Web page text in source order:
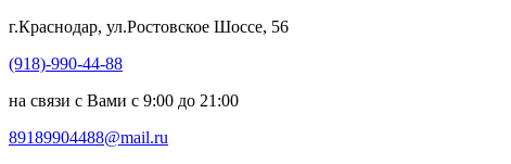
г.Краснодар, ул.Ростовское Шоссе, 56
(918)-990-44-88
на связи с Вами с 9:00 до 21:00
89189904488@mail.ru